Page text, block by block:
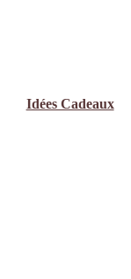
Idées Cadeaux